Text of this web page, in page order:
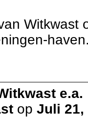
Witkwast
e.a.
op Juli 21,